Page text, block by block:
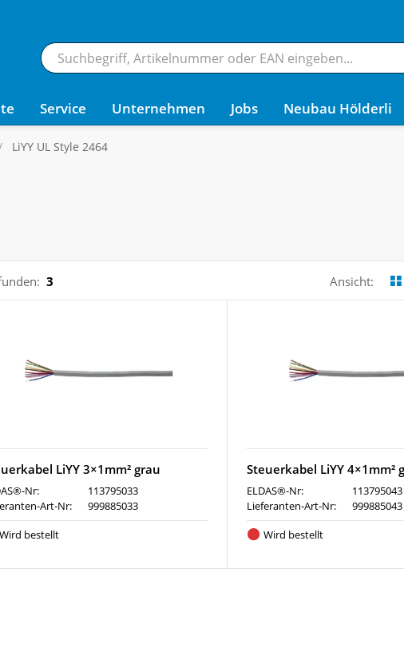
Service Unternehmen Jobs Neubau Hölderli
LiYY UL Style 2464
3 Ansicht:
LiYY 3×1mm² grau
Nr:
113795033
Art-Nr:
999885033
Wird bestellt
Steuerkabel LiYY 4×1mm²
ELDAS®-Nr:
113795043
Lieferanten-Art-Nr:
999885043
Wird bestellt